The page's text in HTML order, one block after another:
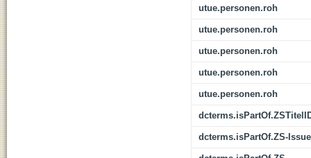
utue.personen.roh
utue.personen.roh
utue.personen.roh
utue.personen.roh
utue.personen.roh
dcterms.isPartOf.ZS-Issue